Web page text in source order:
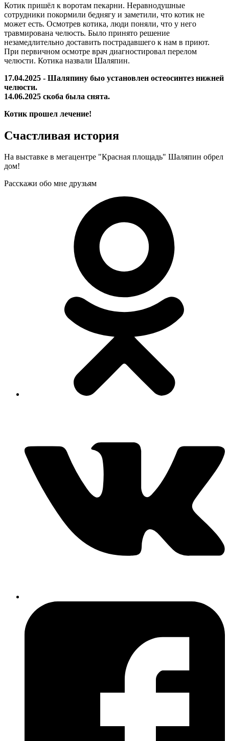
Котик пришёл к воротам пекарни. Неравнодушные
сотрудники покормили беднягу и заметили, что котик не
может есть. Осмотрев котика, люди поняли, что у него
травмирована челюсть. Было принято решение
незамедлительно доставить пострадавшего к нам в приют.
При первичном осмотре врач диагностировал перелом
челюсти. Котика назвали Шаляпин.
17.04.2025 - Шаляпину быо установлен остеосинтез нижней
челюсти.
14.06.2025 скоба была снята.
Котик прошел лечение!
Счастливая история
На выставке в мегацентре "Красная площадь" Шаляпин обрел
дом!
Расскажи обо мне друзьям